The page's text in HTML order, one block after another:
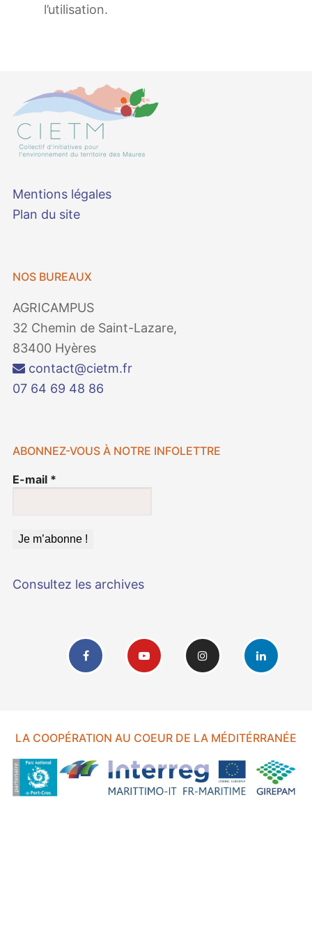
l’utilisation.
Mentions légales
Plan du site
NOS BUREAUX
AGRICAMPUS
32 Chemin de Saint-Lazare,
83400 Hyères
contact@cietm.fr
07 64 69 48 86
ABONNEZ-VOUS À NOTRE INFOLETTRE
E-mail *
Consultez les archives
LA COOPÉRATION AU COEUR DE LA MÉDITÉRRANÉE